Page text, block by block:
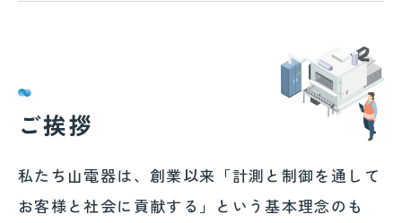
ご挨拶
私たち山電器は、創業以来「計測と制御を通して
お客様と社会に貢献する」という基本理念のも